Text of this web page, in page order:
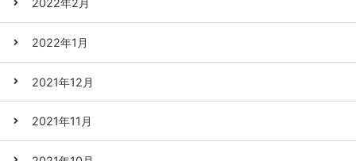
2022年2月
2022年1月
2021年12月
2021年11月